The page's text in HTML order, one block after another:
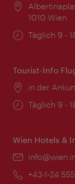
Ort:
1010 Wien
Täglich 9 -
Tourist-Info
Ort:
in der
Täglich 9 -
Wien Hotels &
Email:
Telefon:
+43-1-24 555